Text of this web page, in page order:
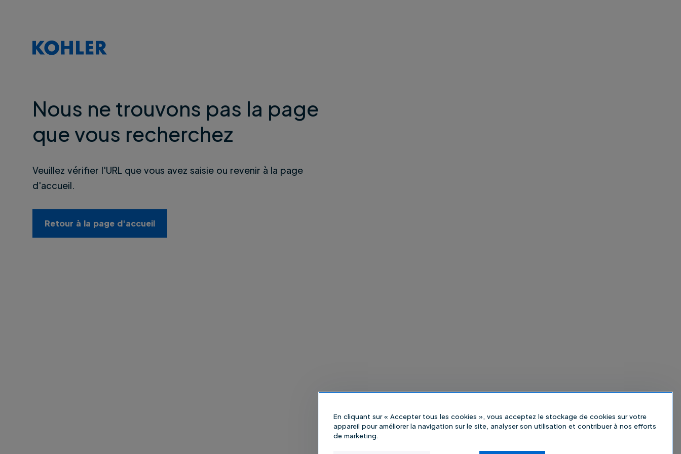
Nous ne trouvons pas la page
que vous recherchez
Veuillez vérifier l'URL que vous avez saisie ou revenir à la page
d'accueil.
Retour à la page d'accueil
En cliquant sur « Accepter tous les cookies », vous acceptez le stockage de cookies sur votre
appareil pour améliorer la navigation sur le site, analyser son utilisation et contribuer à nos efforts
de marketing.